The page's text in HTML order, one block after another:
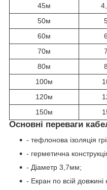
45м
50м
60м
70м
80м
100м
120м
150м
Основні переваги
- тефлонова ізоляція
- герметична
- Діаметр 3,7мм;
- Екран по всій довжині